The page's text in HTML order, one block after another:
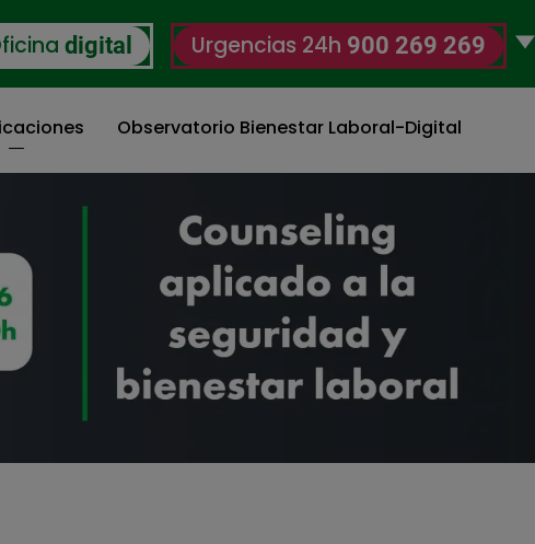
digital Urgencias 24h 900 269 269
Observatorio Bienestar Laboral-Digital